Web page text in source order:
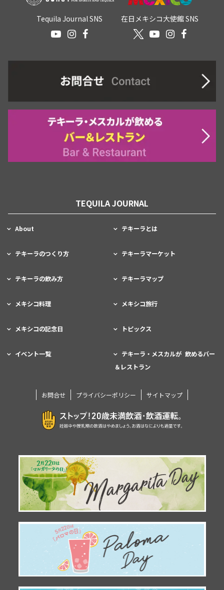
Tequila Journal SNS 在日メキシコ大使館 SNS
TEQUILA JOURNAL
About テキーラとは
テキーラのつくり方 テキーラマーケット
テキーラの飲み方 テキーラマップ
メキシコ料理 メキシコ旅行
メキシコの記念日 トピックス
イベント一覧
テキーラ・メスカルが 飲めるバー
＆レストラン
お問合せ プライバシーポリシー サイトマップ